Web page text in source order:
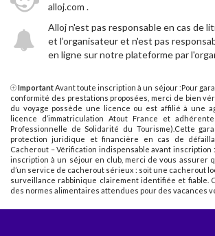
alloj.com .
Alloj n'est pas responsable en cas de
et l’organisateur et n'est pas
en ligne sur notre plateforme par
ImportantAvant toute inscription à un séjour :Pour
conformité des prestations proposées, merci de bien
du voyage possède une licence ou est affilié à une
licence d’immatriculation Atout France et adhérente
Professionnelle de Solidarité du Tourisme).Cette
protection juridique et financière en cas de
Cacherout – Vérification indispensable avant inscription
inscription à un séjour en club, merci de vous assurer
d’un service de cacherout sérieux : soit une cacherout
surveillance rabbinique clairement identifiée et fiable.
des normes alimentaires attendues pour des vacances